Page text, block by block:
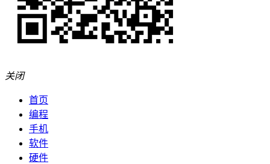
关闭
首页
编程
手机
软件
硬件